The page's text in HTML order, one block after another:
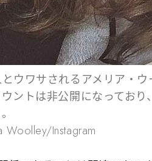
ウワサされるアメリア・
ントは非公開になってお
Woolley/Instagram